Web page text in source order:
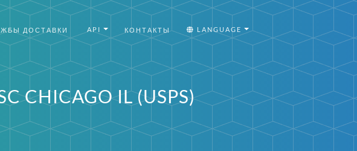
ДОСТАВКИ API КОНТАКТЫ LANGUAGE
CHICAGO IL (USPS)